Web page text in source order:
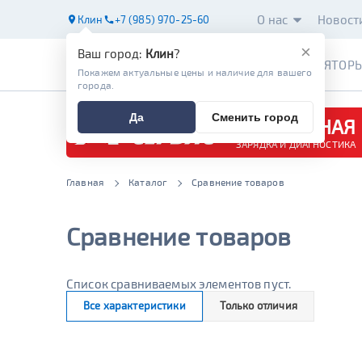
Клин +7 (985) 970-25-60 О нас
БЕСПЛАТНАЯ
ЗАРЯДКА И ДИАГНОСТИКА
Главная Каталог Сравнение товаров
Сравнение товаров
Список сравниваемых элементов пуст.
Все характеристики Только отличия
×
Ваш город: Клин?
Покажем актуальные цены и наличие для вашего
города.
Да Сменить город